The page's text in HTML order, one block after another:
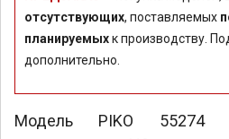
отсутствующих, поставляемых
планируемыхк производству.
дополнительно.
Модель PIKO